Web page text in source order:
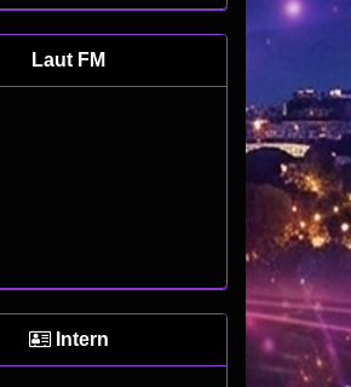
Laut FM
Intern